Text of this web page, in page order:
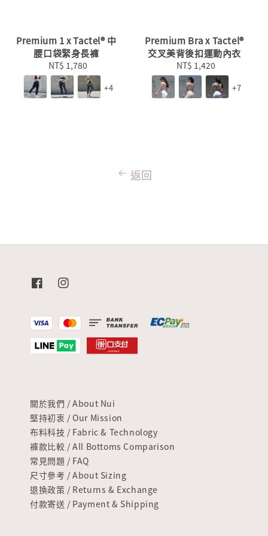
Premium 1 x Tactel® 中
腰口袋緊身長褲
Regular
price
NT$ 1,780
+4
Premium Bra x Tactel®
交叉美背後扣運動內衣
Regular
price
NT$ 1,420
+7
返回
關於我們 / About Nui
堅持初衷 / Our Mission
布料科技 / Fabric & Technology
褲款比較 / All Bottoms Comparison
常見問題 / FAQ
尺寸參考 / About Sizing
退換政策 / Returns & Exchange
付款寄送 / Payment & Shipping